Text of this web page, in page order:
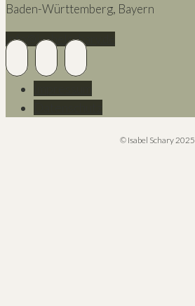
Baden-Württemberg, Bayern
Info@isabelschary.de
© Isabel Schary 2025